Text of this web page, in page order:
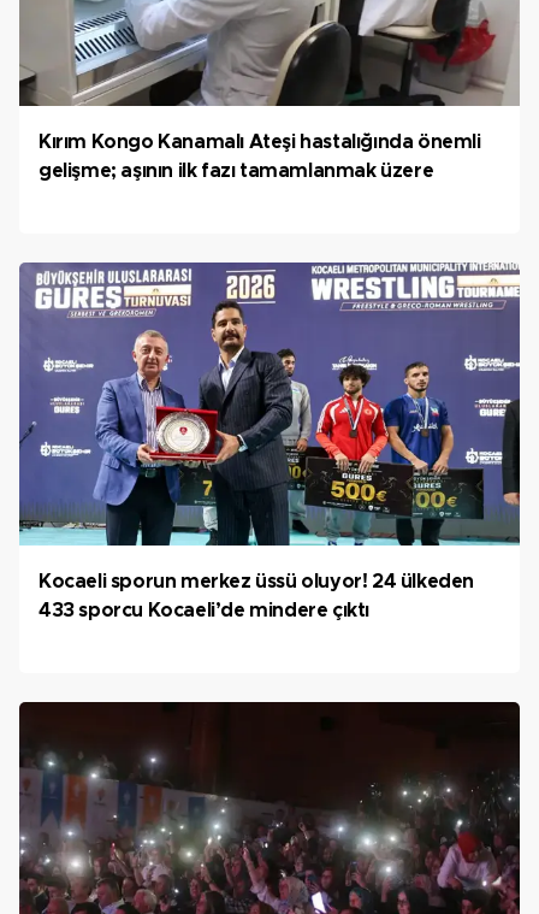
Kırım Kongo Kanamalı Ateşi hastalığında önemli
gelişme; aşının ilk fazı tamamlanmak üzere
Kocaeli sporun merkez üssü oluyor! 24 ülkeden
433 sporcu Kocaeli’de mindere çıktı